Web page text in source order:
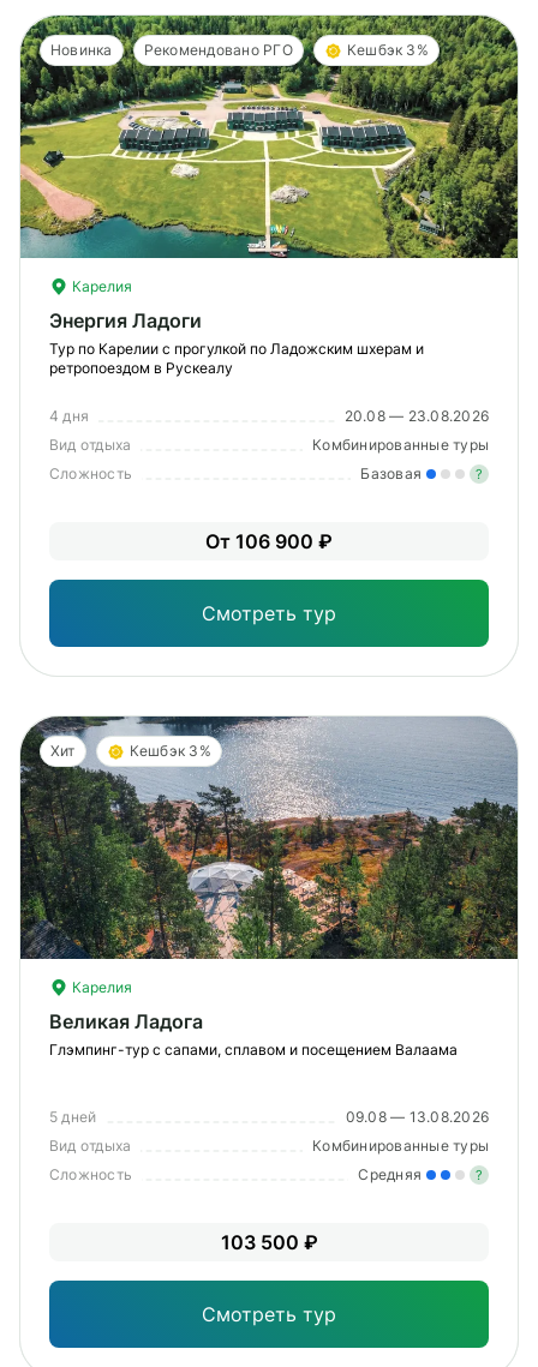
Новинка Рекомендовано РГО Кешбэк 3%
Карелия
Энергия Ладоги
Тур по Карелии с прогулкой по Ладожским шхерам и
ретропоездом в Рускеалу
4 дня
20.08 — 23.08.2026
Вид отдыха
Комбинированные туры
Сложность
Базовая ?
От 106 900 ₽
Смотреть тур
Хит Кешбэк 3%
Карелия
Великая Ладога
Глэмпинг-тур с сапами, сплавом и посещением Валаама
5 дней
09.08 — 13.08.2026
Вид отдыха
Комбинированные туры
Сложность
Средняя ?
103 500 ₽
Смотреть тур